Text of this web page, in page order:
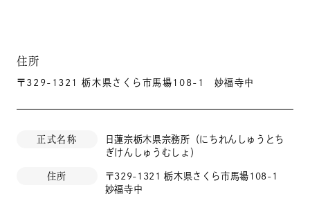
住所
〒329-1321 栃木県さくら市馬場108-1 妙福寺中
正式名称
日蓮宗栃木県宗務所（にちれんしゅうとち
ぎけんしゅうむしょ）
住所
〒329-1321 栃木県さくら市馬場108-1
妙福寺中